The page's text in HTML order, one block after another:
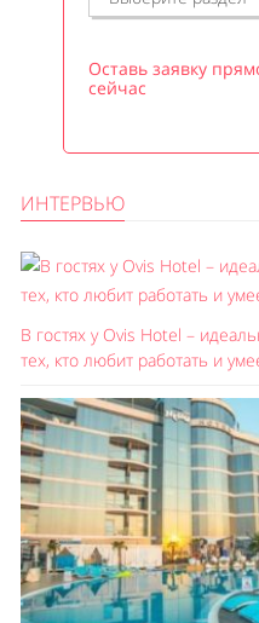
Оставь заявку
сейчас
ИНТЕРВЬЮ
В гостях у Ovis Hotel –
тех, кто любит работать и